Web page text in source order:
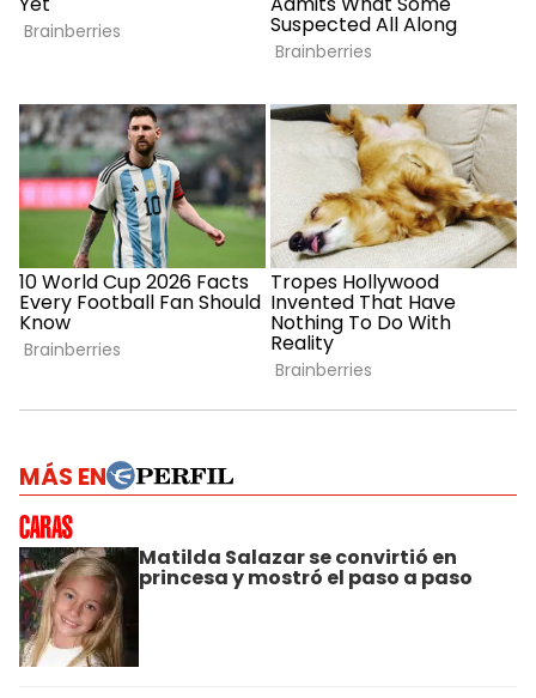
MÁS EN
Matilda Salazar se convirtió en
princesa y mostró el paso a paso